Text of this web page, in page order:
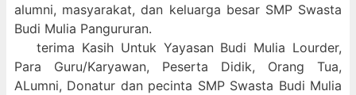
alumni, masyarakat, dan keluarga besar SMP Swasta
Budi Mulia Pangururan.
terima Kasih Untuk Yayasan Budi Mulia Lourder,
Para Guru/Karyawan, Peserta Didik, Orang Tua,
ALumni, Donatur dan pecinta SMP Swasta Budi Mulia